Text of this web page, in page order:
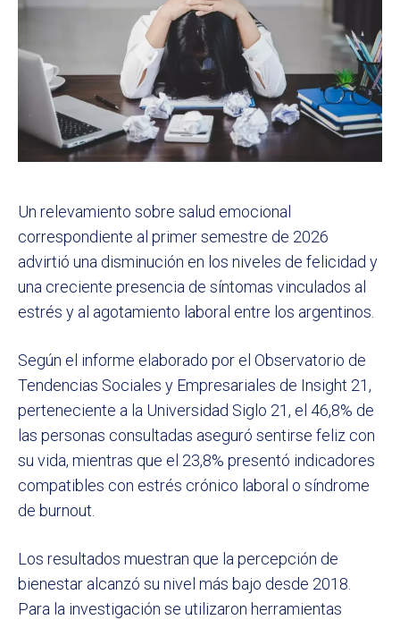
Un relevamiento sobre salud emocional
correspondiente al primer semestre de 2026
advirtió una disminución en los niveles de felicidad y
una creciente presencia de síntomas vinculados al
estrés y al agotamiento laboral entre los argentinos.
Según el informe elaborado por el Observatorio de
Tendencias Sociales y Empresariales de Insight 21,
perteneciente a la Universidad Siglo 21, el 46,8% de
las personas consultadas aseguró sentirse feliz con
su vida, mientras que el 23,8% presentó indicadores
compatibles con estrés crónico laboral o síndrome
de burnout.
Los resultados muestran que la percepción de
bienestar alcanzó su nivel más bajo desde 2018.
Para la investigación se utilizaron herramientas